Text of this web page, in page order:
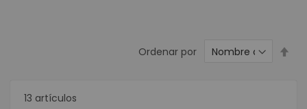
13 artículos
Ordenar por